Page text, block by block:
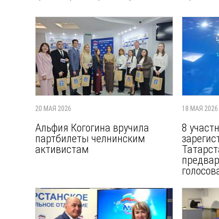
20 МАЯ 2026
Альфия Когогина вручила
партбилеты челнинским
активистам
18 МАЯ 2026
8